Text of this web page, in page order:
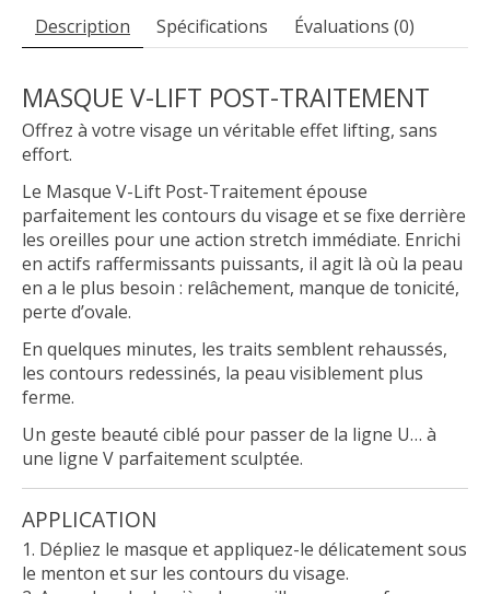
Description Spécifications Évaluations (0)
MASQUE V-LIFT POST-TRAITEMENT
Offrez à votre visage un véritable effet lifting, sans
effort.
Le Masque V-Lift Post-Traitement épouse
parfaitement les contours du visage et se fixe derrière
les oreilles pour une action stretch immédiate. Enrichi
en actifs raffermissants puissants, il agit là où la peau
en a le plus besoin : relâchement, manque de tonicité,
perte d’ovale.
En quelques minutes, les traits semblent rehaussés,
les contours redessinés, la peau visiblement plus
ferme.
Un geste beauté ciblé pour passer de la ligne U… à
une ligne V parfaitement sculptée.
APPLICATION
Dépliez le masque et appliquez-le délicatement sous
le menton et sur les contours du visage.